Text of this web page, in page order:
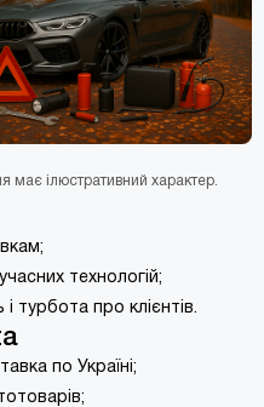
має ілюстративний характер.
технологій;
турбота про клієнтів.
по Україні;